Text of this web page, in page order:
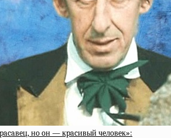
нo oн — кpacивый чeлoвeк»: